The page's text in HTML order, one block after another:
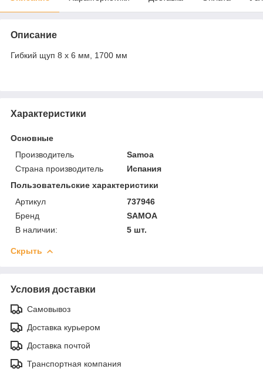
Описание
Гибкий щуп 8 х 6 мм, 1700 мм
Характеристики
Основные
Производитель
Samoa
Страна производитель
Испания
Пользовательские характеристики
Артикул
737946
Бренд
SAMOA
В наличии:
5 шт.
Скрыть
Условия доставки
Самовывоз
Доставка курьером
Доставка почтой
Транспортная компания